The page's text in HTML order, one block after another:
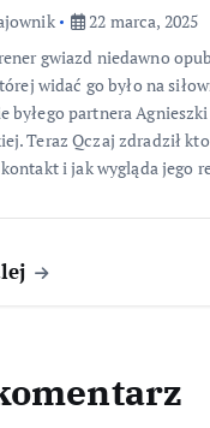
22 marca, 2025
gwiazd niedawno
widać go było na
byłego partnera Agnieszki
Teraz Qczaj zdradził kto
i jak wygląda jego